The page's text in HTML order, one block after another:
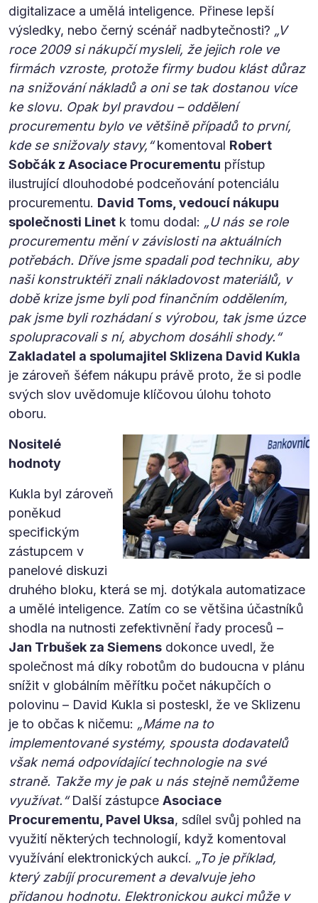
digitalizace a umělá inteligence. Přinese lepší
výsledky, nebo černý scénář nadbytečnosti? „V
roce 2009 si nákupčí mysleli, že jejich role ve
firmách vzroste, protože firmy budou klást důraz
na snižování nákladů a oni se tak dostanou více
ke slovu. Opak byl pravdou – oddělení
procurementu bylo ve většině případů to první,
kde se snižovaly stavy,“komentoval Robert
Sobčák z Asociace Procurementu přístup
ilustrující dlouhodobé podceňování potenciálu
procurementu. David Toms, vedoucí nákupu
společnosti Linet k tomu dodal: „U nás se role
procurementu mění v závislosti na aktuálních
potřebách. Dříve jsme spadali pod techniku, aby
naši konstruktéři znali nákladovost materiálů, v
době krize jsme byli pod finančním oddělením,
pak jsme byli rozhádaní s výrobou, tak jsme úzce
spolupracovali s ní, abychom dosáhli shody.“
Zakladatel a spolumajitel Sklizena David Kukla
je zároveň šéfem nákupu právě proto, že si podle
svých slov uvědomuje klíčovou úlohu tohoto
oboru.
Nositelé
hodnoty
Kukla byl zároveň
poněkud
specifickým
zástupcem v
panelové diskuzi
druhého bloku, která se mj. dotýkala automatizace
a umělé inteligence. Zatím co se většina účastníků
shodla na nutnosti zefektivnění řady procesů –
Jan Trbušek za Siemens dokonce uvedl, že
společnost má díky robotům do budoucna v plánu
snížit v globálním měřítku počet nákupčích o
polovinu – David Kukla si posteskl, že ve Sklizenu
je to občas k ničemu: „Máme na to
implementované systémy, spousta dodavatelů
však nemá odpovídající technologie na své
straně. Takže my je pak u nás stejně nemůžeme
využívat.“Další zástupce Asociace
Procurementu, Pavel Uksa, sdílel svůj pohled na
využití některých technologií, když komentoval
využívání elektronických aukcí. „To je příklad,
který zabíjí procurement a devalvuje jeho
přidanou hodnotu. Elektronickou aukci může v